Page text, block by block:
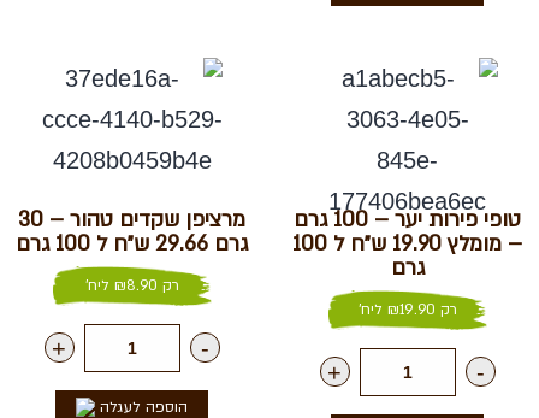
טופי פירות יער – 100 גרם
– מומלץ 19.90 ש״ח ל 100
גרם
רק ₪19.90 ליח'
-
+
מרציפן שקדים טהור – 30
גרם 29.66 ש״ח ל 100 גרם
רק ₪8.90 ליח'
-
+
הוספה לעגלה